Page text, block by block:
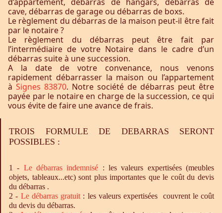
cave, débarras de garage ou débarras de boxs.
Le règlement du débarras de la maison peut-il être fait
par le notaire ?
Le règlement du débarras peut être fait par
l’intermédiaire de votre Notaire dans le cadre d’un
débarras suite à une succession.
A la date de votre convenance, nous venons
rapidement débarrasser la maison ou l’appartement
à Signes 83870. Notre société de débarras peut être
payée par le notaire en charge de la succession, ce qui
vous évite de faire une avance de frais.
TROIS FORMULE DE DEBARRAS SERONT
POSSIBLES :
1 - Ledébarras indemnisé : les valeurs expertisées (meubles
objets, tableaux...etc) sont plus importantes que le coût du devis
du débarras .
2 - Le débarrasgratuit : les valeurs expertisées couvrent le coût
du devis du débarras.